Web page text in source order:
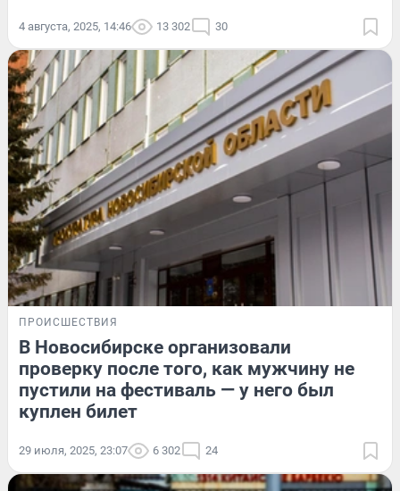
4 августа, 2025, 14:46 13 302 30
ПРОИСШЕСТВИЯ
В Новосибирске организовали
проверку после того, как мужчину не
пустили на фестиваль — у него был
куплен билет
29 июля, 2025, 23:07 6 302 24